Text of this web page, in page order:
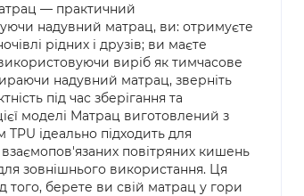
— практичний
надувний матрац, ви: отримуєте
рідних і друзів; ви маєте
виріб як тимчасове
надувний матрац, зверніть
під час зберігання та
моделі Матрац виготовлений з
ідеально підходить для
повітряних кишень
зовнішнього використання. Ця
того, берете ви свій матрац у гори